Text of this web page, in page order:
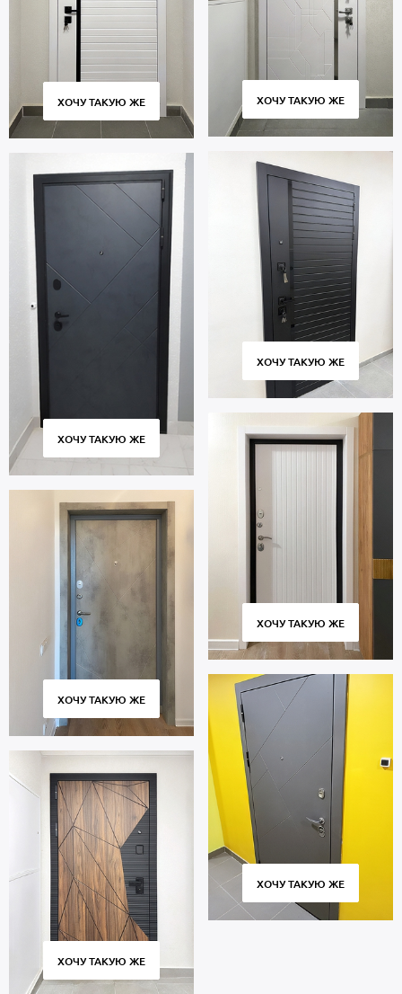
ХОЧУ ТАКУЮ ЖЕ
ХОЧУ ТАКУЮ ЖЕ
ХОЧУ ТАКУЮ ЖЕ
ХОЧУ ТАКУЮ ЖЕ
ХОЧУ ТАКУЮ ЖЕ
ХОЧУ ТАКУЮ ЖЕ
ХОЧУ ТАКУЮ ЖЕ
ХОЧУ ТАКУЮ ЖЕ